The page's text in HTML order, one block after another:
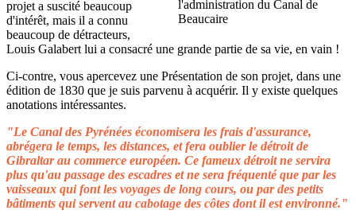
projet a suscité beaucoup
d'intérêt, mais il a connu
beaucoup de détracteurs,
Louis Galabert lui a consacré une grande partie de sa vie, en vain !
Ci-contre, vous apercevez une Présentation de son projet, dans une
édition de 1830 que je suis parvenu à acquérir. Il y existe quelques
anotations intéressantes.
"Le Canal des Pyrénées économisera les frais d'assurance,
abrégera le temps, les distances, et fera oublier le détroit de
Gibraltar au commerce européen. Ce fameux détroit ne servira
plus qu'au passage des escadres et ne sera fréquenté que par les
vaisseaux qui font les voyages de long cours, ou par des petits
bâtiments qui servent au cabotage des côtes dont il est environné."